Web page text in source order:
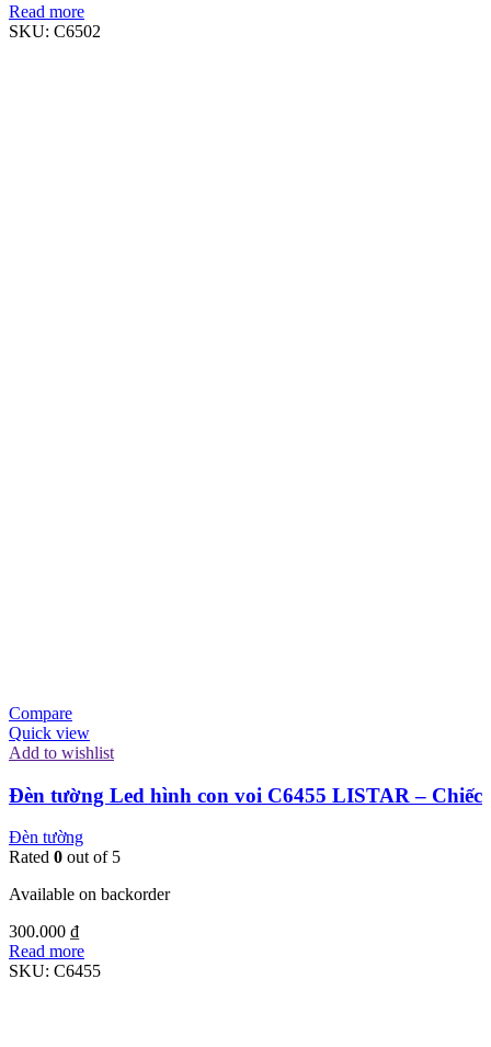
Read more
SKU: C6502
Compare
Quick view
Add to wishlist
Đèn tường Led hình con voi C6455 LISTAR – Chiếc
Đèn tường
Rated 0 out of 5
Available on backorder
300.000 ₫
Read more
SKU: C6455